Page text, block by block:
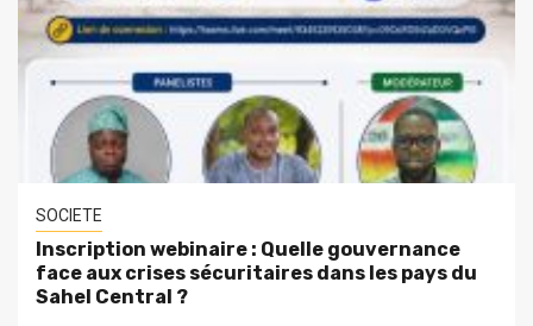
SOCIETE
Inscription webinaire : Quelle gouvernance
face aux crises sécuritaires dans les pays du
Sahel Central ?